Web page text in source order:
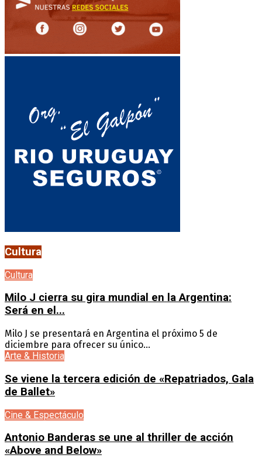
Cultura
Cultura
Milo J cierra su gira mundial en la Argentina:
Será en el...
Milo J se presentará en Argentina el próximo 5 de
diciembre para ofrecer su único...
Arte & Historia
Se viene la tercera edición de «Repatriados, Gala
de Ballet»
Cine & Espectáculo
Antonio Banderas se une al thriller de acción
«Above and Below»